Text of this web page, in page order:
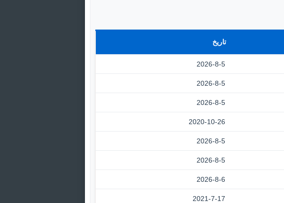
تاريخ
2026-8-5
2026-8-5
2026-8-5
2020-10-26
2026-8-5
2026-8-5
2026-8-6
2021-7-17